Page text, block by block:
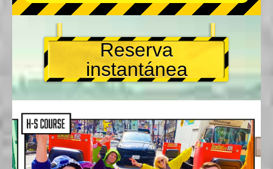
Reserva
instantánea